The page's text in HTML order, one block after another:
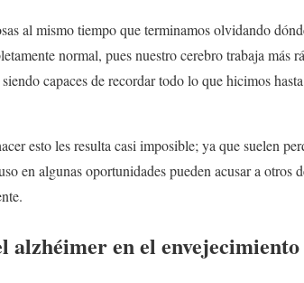
al mismo tiempo que terminamos olvidando
normal, pues nuestro cerebro trabaja más
capaces de recordar todo lo que hicimos
esto les resulta casi imposible; ya que suelen
en algunas oportunidades pueden acusar a otros
alzhéimer en el